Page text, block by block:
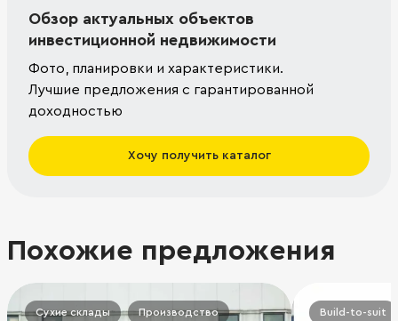
Обзор актуальных объектов
инвестиционной недвижимости
Фото, планировки и характеристики.
Лучшие предложения с гарантированной
доходностью
Хочу получить каталог
Похожие предложения
Сухие склады Производство Build-to-suit